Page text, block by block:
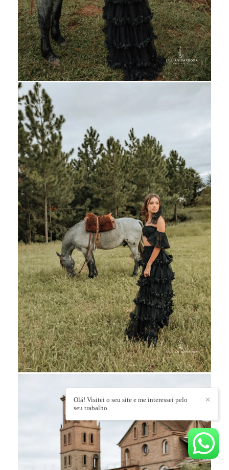
✕
Olá! Visitei o seu site e me interessei pelo
seu trabalho.